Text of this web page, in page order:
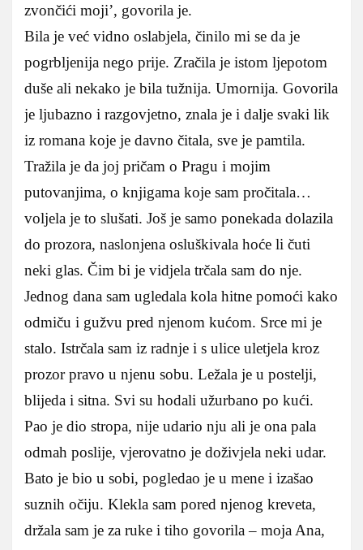
zvončići moji’, govorila je.
Bila je već vidno oslabjela, činilo mi se da je
pogrbljenija nego prije. Zračila je istom ljepotom
duše ali nekako je bila tužnija. Umornija. Govorila
je ljubazno i razgovjetno, znala je i dalje svaki lik
iz romana koje je davno čitala, sve je pamtila.
Tražila je da joj pričam o Pragu i mojim
putovanjima, o knjigama koje sam pročitala…
voljela je to slušati. Još je samo ponekada dolazila
do prozora, naslonjena osluškivala hoće li čuti
neki glas. Čim bi je vidjela trčala sam do nje.
Jednog dana sam ugledala kola hitne pomoći kako
odmiču i gužvu pred njenom kućom. Srce mi je
stalo. Istrčala sam iz radnje i s ulice uletjela kroz
prozor pravo u njenu sobu. Ležala je u postelji,
blijeda i sitna. Svi su hodali užurbano po kući.
Pao je dio stropa, nije udario nju ali je ona pala
odmah poslije, vjerovatno je doživjela neki udar.
Bato je bio u sobi, pogledao je u mene i izašao
suznih očiju. Klekla sam pored njenog kreveta,
držala sam je za ruke i tiho govorila – moja Ana,